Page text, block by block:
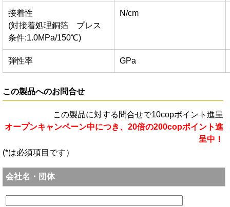
接着性
(対接着処理銅箔 プレス
条件:1.0MPa/150℃)
N/cm
弾性率 GPa
この製品へのお問合せ
この製品に対する問合せで10copポイント進呈
オープンキャンペーン中につき、20倍の200copポイント進
呈中！
(*は必須項目です）
会社名・団体